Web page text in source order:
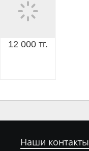
12 000 тг.
Наши контакты